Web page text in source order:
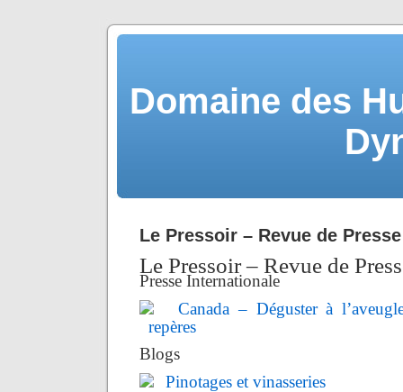
Domaine des
Le Pressoir – Revue de Presse
Le Pressoir – Revue de
Presse Internationale
Canada – Déguster à
repères
Blogs
Pinotages et vinasseries